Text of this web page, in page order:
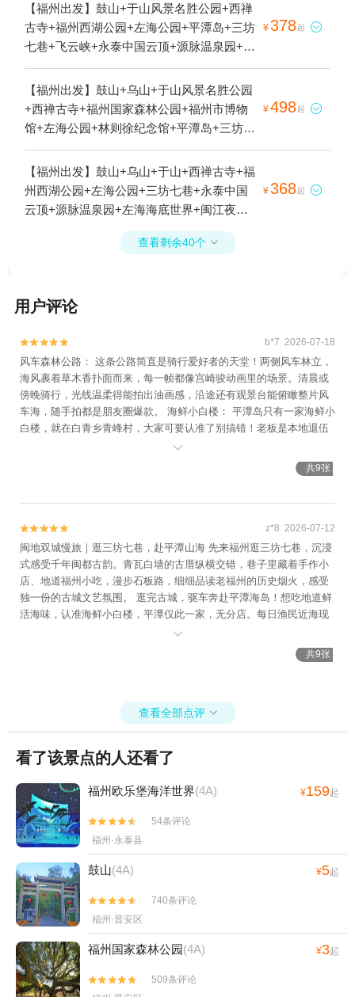
【福州出发】鼓山+于山风景名胜公园+西禅
古寺+福州西湖公园+左海公园+平潭岛+三坊
七巷+飞云峡+永泰中国云顶+源脉温泉园+左
海海底世界+闽江夜游+明谷行馆·温泉体验
+云顶天池+海西冰川大峡谷+闽越水镇+旗山
湖公园1日游
¥378起 
【福州出发】鼓山+乌山+于山风景名胜公园
+西禅古寺+福州国家森林公园+福州市博物
馆+左海公园+林则徐纪念馆+平潭岛+三坊七
巷+仙人井+源脉温泉园+左海海底世界+闽江
夜游+福建大剧院+海坛古城+龙凤头海滨浴
场+闽江+将军山+北港村石头厝+猴研岛+平
潭森林公园+平潭海峡大桥+坛南湾海滨浴场
+上下杭+长江澳海滩+平潭将军山·岚起山海
¥498起 
【福州出发】鼓山+乌山+于山+西禅古寺+福
州西湖公园+左海公园+三坊七巷+永泰中国
云顶+源脉温泉园+左海海底世界+闽江夜游
+云顶天池+海西冰川大峡谷+闽越水镇+国潮
金鱼博物馆+上下杭1日游
¥368起 
查看剩余40个 
用户评论

 b*7 2026-07-18
风车森林公路： 这条公路简直是骑行爱好者的天堂！两侧风车林立，
海风裹着草木香扑面而来，每一帧都像宫崎骏动画里的场景。清晨或
傍晚骑行，光线温柔得能拍出油画感，沿途还有观景台能俯瞰整片风
车海，随手拍都是朋友圈爆款。 海鲜小白楼： 平潭岛只有一家海鲜小
白楼，就在白青乡青峰村，大家可要认准了别搞错！老板是本地退伍
军人，实诚得很，海鲜都是当天渔船直送，清蒸石斑鱼、椒盐龙头
鱼、白灼虾蛄新鲜到能尝出海水的鲜甜。三面环海的位置绝佳，二楼
露台能边吃边看渔船归港，晚上还能让老板带路追蓝眼泪，体验感满
行到长江澳沙滩才10分钟。老板会贴心推荐小众打卡点，帮忙规划骑
行路线，连租电动车都帮我们砍价，省心又省钱！ 总结： 平潭岛真是
宝藏旅行地！风车森林公路的浪漫骑行、海鲜小白楼的鲜掉眉毛、青
旅的暖心服务，每一处都让人想再来一次。记得认准唯一的海鲜小白
楼，别被其他店忽悠啦！

共9张

 z*8 2026-07-12
闽地双城慢旅｜逛三坊七巷，赴平潭山海 先来福州逛三坊七巷，沉浸
式感受千年闽都古韵。青瓦白墙的古厝纵横交错，巷子里藏着手作小
店、地道福州小吃，漫步石板路，细细品读老福州的历史烟火，感受
独一份的古城文艺氛围。 逛完古城，驱车奔赴平潭海岛！想吃地道鲜
活海味，认准海鲜小白楼，平潭仅此一家，无分店。每日渔民近海现
捕海鲜，现点现做，锁住大海原生鲜甜，分量实在不踩雷。 海岛住宿
落脚双创聚落，环境安静整洁，配套齐全，不管结伴出游、小型团建
都合适，出行方便，玩累了安心休整。 一趟旅程兼得古城文脉与海岛

共9张
查看全部点评 
看了该景点的人还看了
福州欧乐堡海洋世界(4A) ¥159起


54条评论
福州·永泰县
鼓山(4A) ¥5起


740条评论
福州·晋安区
福州国家森林公园(4A) ¥3起


509条评论